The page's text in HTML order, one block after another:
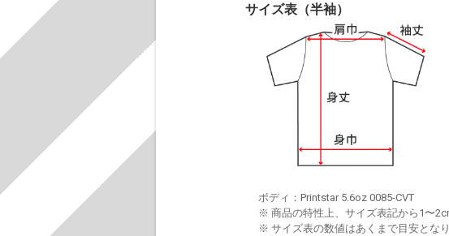
サイズ表（半袖）
ボディ：Printstar 5.6oz 0085-CVT
※ 商品の特性上、サイズ表記から1〜
※ サイズ表の数値はあくまで目安とな